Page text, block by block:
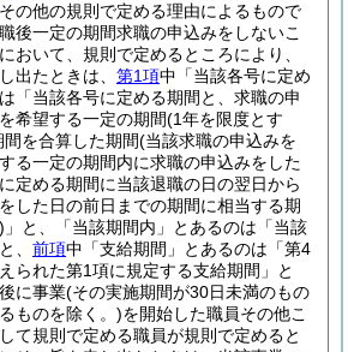
の他の規則で定める理由によるもので
後一定の期間求職の申込みをしないこ
おいて、規則で定めるところにより、
出たときは、 第1項中「当該各号に定め
「当該各号に定める期間と、求職の申
希望する一定の期間(1年を限度とす
を合算した期間(当該求職の申込みを
る一定の期間内に求職の申込みをした
定める期間に当該退職の日の翌日から
した日の前日までの期間に相当する期
」と、「当該期間内」とあるのは「当該
、 前項中「支給期間」とあるのは「第4
られた第1項に規定する支給期間」と
に事業(その実施期間が30日未満のもの
ものを除く。)を開始した職員その他こ
て規則で定める職員が規則で定めると